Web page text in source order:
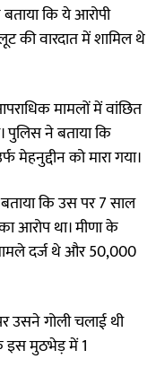
कि ये आरोपी
की वारदात में शामिल थे
मामलों में वांछित
पुलिस ने बताया कि
मेहनुद्दीन को मारा गया।
कि उस पर 7 साल
आरोप था। मीणा के
दर्ज थे और 50,000
उसने गोली चलाई थी
इस मुठभेड़ में 1